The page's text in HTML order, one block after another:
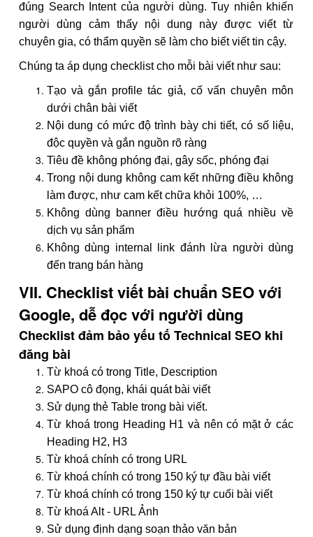
đúng Search Intent của người dùng. Tuy nhiên khiến
người dùng cảm thấy nội dung này được viết từ
chuyên gia, có thẩm quyền sẽ làm cho biết viết tin cậy.
Chúng ta áp dụng checklist cho mỗi bài viết như sau:
Tạo và gắn profile tác giả, cố vấn chuyên môn
dưới chân bài viết
Nội dung có mức độ trình bày chi tiết, có số liệu,
độc quyền và gắn nguồn rõ ràng
Tiêu đề không phóng đại, gây sốc, phóng đại
Trong nội dung không cam kết những điều không
làm được, như cam kết chữa khỏi 100%, …
Không dùng banner điều hướng quá nhiều về
dịch vụ sản phẩm
Không dùng internal link đánh lừa người dùng
đến trang bán hàng
VII. Checklist viết bài chuẩn SEO với
Google, dễ đọc với người dùng
Checklist đảm bảo yếu tố Technical SEO khi
đăng bài
Từ khoá có trong Title, Description
SAPO cô đọng, khái quát bài viết
Sử dụng thẻ Table trong bài viết.
Từ khoá trong Heading H1 và nên có mặt ở các
Heading H2, H3
Từ khoá chính có trong URL
Từ khoá chính có trong 150 ký tự đầu bài viết
Từ khoá chính có trong 150 ký tự cuối bài viết
Từ khoá Alt - URL Ảnh
Sử dụng định dạng soạn thảo văn bản